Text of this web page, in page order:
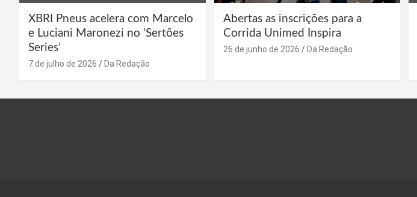
XBRI Pneus acelera com Marcelo
e Luciani Maronezi no ‘Sertões
Series’
7 de julho de 2026 Da Redação
Abertas as inscrições para a
Corrida Unimed Inspira
26 de junho de 2026 Da Redação